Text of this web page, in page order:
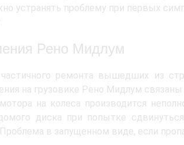
устранять проблему при первых
Рено Мидлум
ремонта вышедших из
на грузовике Рено Мидлум связаны
на колеса производится
диска при попытке
в запущенном виде, если